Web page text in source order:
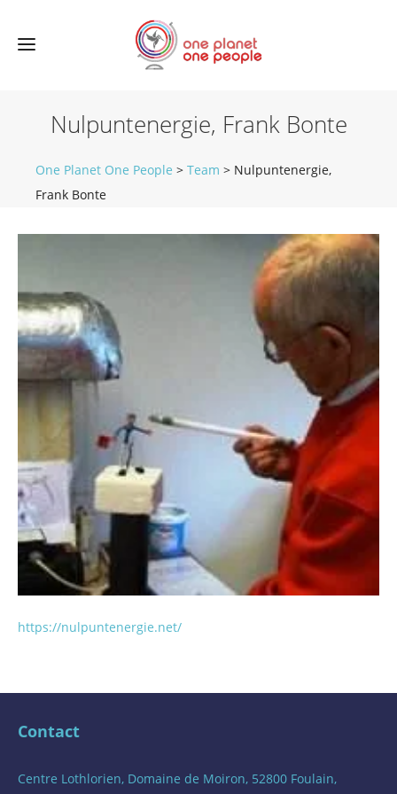
Nulpuntenergie, Frank Bonte
One Planet One People > Team > Nulpuntenergie,
Frank Bonte
https://nulpuntenergie.net/
Contact
Centre Lothlorien, Domaine de Moiron, 52800 Foulain,